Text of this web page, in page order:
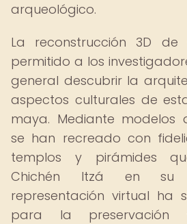
arqueológico.
La reconstrucción 3D de
permitido a los
general descubrir la
aspectos culturales de
maya. Mediante modelos
se han recreado con
templos y pirámides
Chichén Itzá en su
representación virtual ha
para la preservación